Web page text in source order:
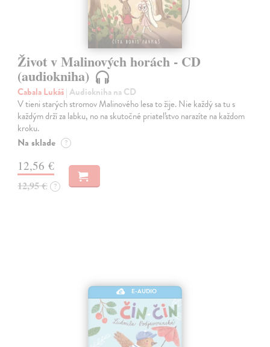
Život v Malinových horách - CD
(audiokniha)
Cabala Lukáš| Audiokniha na CD
V tieni starých stromov Malinového lesa to žije. Nie každý sa tu s
každým drží za labku, no na skutočné priateľstvo narazíte na každom
kroku.
Na sklade ?
12,56 €
12,95 € ?
E-AUDIO